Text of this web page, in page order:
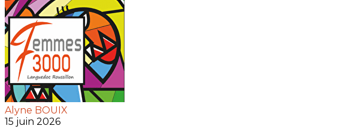
Alyne BOUIX
15 juin 2026